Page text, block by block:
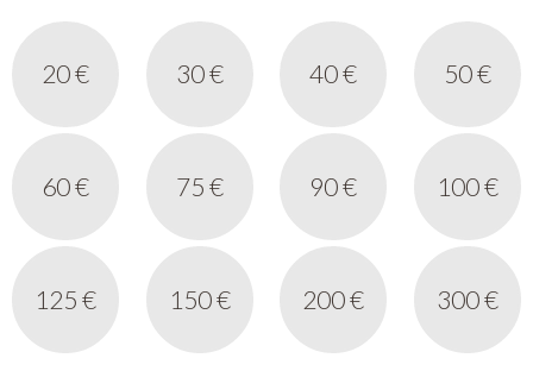
20 € 30 € 40 € 50 €
60 € 75 € 90 € 100 €
125 € 150 € 200 € 300 €